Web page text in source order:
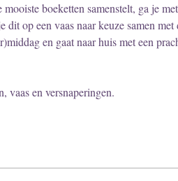
boeketten samenstelt, ga je
op een vaas naar keuze samen
en gaat naar huis met een
vaas en versnaperingen.